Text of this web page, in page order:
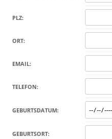
PLZ:
ORT:
EMAIL:
TELEFON:
GEBURTSDATUM:
GEBURTSORT: